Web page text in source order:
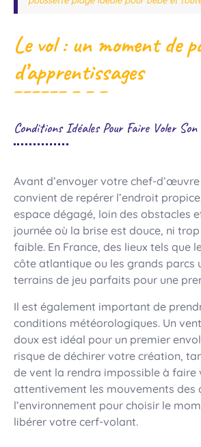
Le vol : un moment de
d’apprentissages
Conditions Idéales Pour Faire Voler
Avant d’envoyer votre chef-
convient de repérer l’endroit
espace dégagé, loin des obstacles
journée où la brise est douce, ni
faible. En France, des lieux tels que
côte atlantique ou les grands parcs
terrains de jeu parfaits pour une
Il est également important de
conditions météorologiques. Un
doux est idéal pour un premier
risque de déchirer votre création,
de vent la rendra impossible à faire
attentivement les mouvements des
l’environnement pour choisir le
libérer votre cerf-volant.